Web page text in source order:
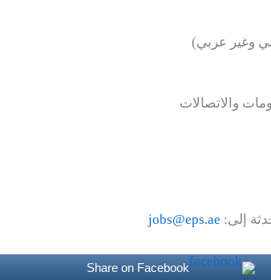
وغير عربي)
والاتصالات
إلى: jobs@eps.ae
Share on Facebook